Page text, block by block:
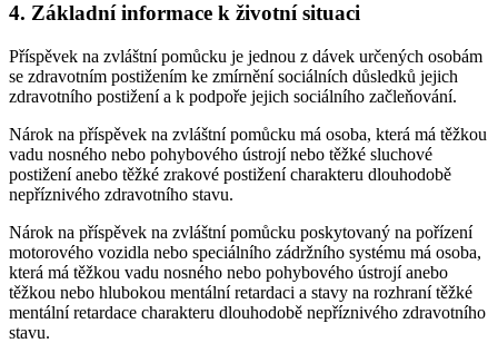
4. Základní informace k životní situaci
Příspěvek na zvláštní pomůcku je jednou z dávek určených osobám
se zdravotním postižením ke zmírnění sociálních důsledků jejich
zdravotního postižení a k podpoře jejich sociálního začleňování.
Nárok na příspěvek na zvláštní pomůcku má osoba, která má těžkou
vadu nosného nebo pohybového ústrojí nebo těžké sluchové
postižení anebo těžké zrakové postižení charakteru dlouhodobě
nepříznivého zdravotního stavu.
Nárok na příspěvek na zvláštní pomůcku poskytovaný na pořízení
motorového vozidla nebo speciálního zádržního systému má osoba,
která má těžkou vadu nosného nebo pohybového ústrojí anebo
těžkou nebo hlubokou mentální retardaci a stavy na rozhraní těžké
mentální retardace charakteru dlouhodobě nepříznivého zdravotního
stavu.